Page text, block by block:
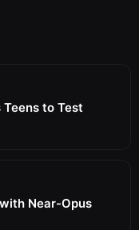
to Test
Near-Opus